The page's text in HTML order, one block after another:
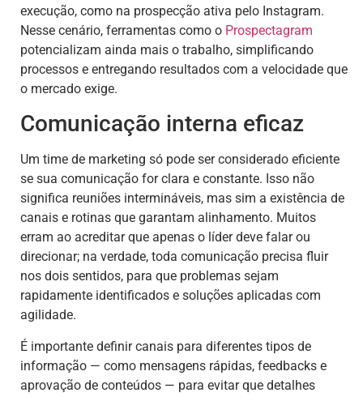
execução, como na prospecção ativa pelo Instagram.
Nesse cenário, ferramentas como o Prospectagram
potencializam ainda mais o trabalho, simplificando
processos e entregando resultados com a velocidade que
o mercado exige.
Comunicação interna eficaz
Um time de marketing só pode ser considerado eficiente
se sua comunicação for clara e constante. Isso não
significa reuniões intermináveis, mas sim a existência de
canais e rotinas que garantam alinhamento. Muitos
erram ao acreditar que apenas o líder deve falar ou
direcionar; na verdade, toda comunicação precisa fluir
nos dois sentidos, para que problemas sejam
rapidamente identificados e soluções aplicadas com
agilidade.
É importante definir canais para diferentes tipos de
informação — como mensagens rápidas, feedbacks e
aprovação de conteúdos — para evitar que detalhes